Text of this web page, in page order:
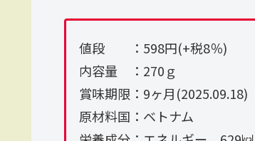
値段 ：598円(+税8％)
内容量 ：270ｇ
賞味期限：9ヶ月(2025.09.18)
原材料国：ベトナム